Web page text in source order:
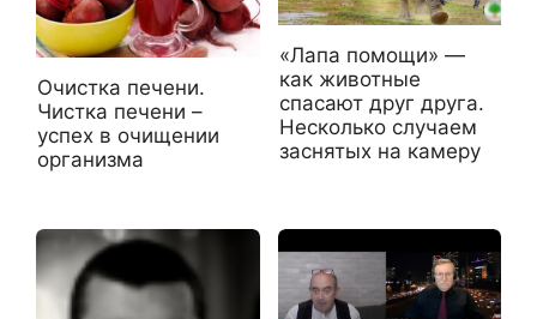
Очистка печени.
Чистка печени –
успех в очищении
организма
«Лапа помощи» —
как животные
спасают друг друга.
Несколько случаем
заснятых на камеру